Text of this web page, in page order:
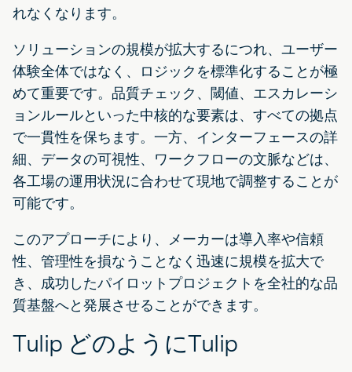
れなくなります。
ソリューションの規模が拡大するにつれ、ユーザー
体験全体ではなく、ロジックを標準化することが極
めて重要です。品質チェック、閾値、エスカレーシ
ョンルールといった中核的な要素は、すべての拠点
で一貫性を保ちます。一方、インターフェースの詳
細、データの可視性、ワークフローの文脈などは、
各工場の運用状況に合わせて現地で調整することが
可能です。
このアプローチにより、メーカーは導入率や信頼
性、管理性を損なうことなく迅速に規模を拡大で
き、成功したパイロットプロジェクトを全社的な品
質基盤へと発展させることができます。
Tulip どのようにTulip